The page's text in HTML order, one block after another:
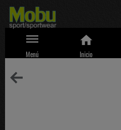
Menú Inicio